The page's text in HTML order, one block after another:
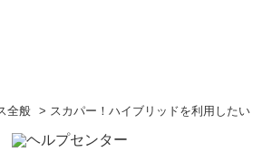
全般 > スカパー！ハイブリッドを利用したい